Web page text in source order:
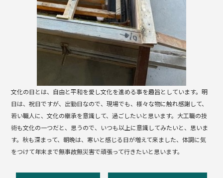
文化の日とは、自由と平和を愛し文化を進める事を趣旨としています。明
日は、祝日ですが、出勤日なので、現場でも、様々な物に触れ感謝して、
若い職人に、文化の継承を意識して、過ごしたいと思います。大工職の技
術も文化の一つだと、思うので、いつも以上に意識してみたいと、思いま
す。秋も深まって、朝晩は、寒いと感じる日が増えて来ました、体調に気
をつけて年末まで無事故無災害で頑張って行きたいと思います。